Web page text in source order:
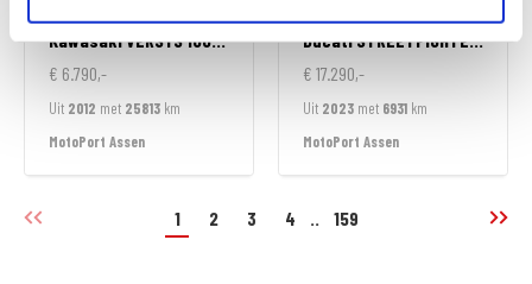
KawasakiVERSYS 1000 ABS
€ 6.790,-
Uit 2012 met 25813 km
MotoPort Assen
DucatiSTREETFIGHTER V2
€ 17.290,-
Uit 2023 met 6931 km
MotoPort Assen
1 2 3 4 .. 159